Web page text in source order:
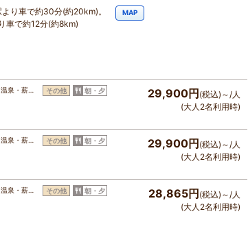
り車で約30分(約20km)。
車で約12分(約8km)
MAP
泉・薪… その他 朝・夕 29,900円 (税込)～/人
(大人2名利用時)
泉・薪… その他 朝・夕 29,900円 (税込)～/人
(大人2名利用時)
泉・薪… その他 朝・夕 28,865円 (税込)～/人
(大人2名利用時)